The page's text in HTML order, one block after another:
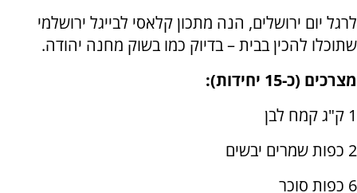
לרגל יום ירושלים, הנה מתכון קלאסי לבייגל ירושלמי
שתוכלו להכין בבית – בדיוק כמו בשוק מחנה יהודה.
מצרכים (כ-15 יחידות):
1 ק"ג קמח לבן
2 כפות שמרים יבשים
6 כפות סוכר